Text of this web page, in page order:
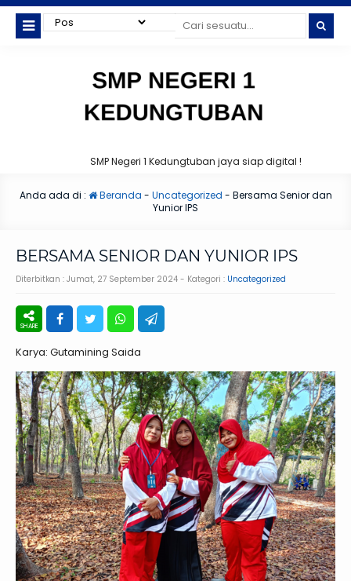
SMP Negeri 1 Kedungtuban jaya siap digital !
Anda ada di : Beranda - Uncategorized - Bersama Senior dan
Yunior IPS
BERSAMA SENIOR DAN YUNIOR IPS
Diterbitkan : Jumat, 27 September 2024 - Kategori : Uncategorized
Karya: Gutamining Saida